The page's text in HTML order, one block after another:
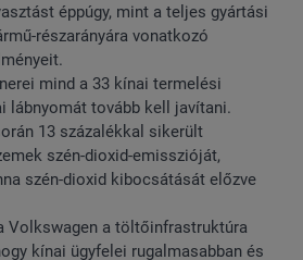
éppúgy, mint a teljes gyártási
részarányára vonatkozó
mind a 33 kínai termelési
lábnyomát tovább kell javítani.
13 százalékkal sikerült
szén-dioxid-emisszióját,
szén-dioxid kibocsátását előzve
Volkswagen a töltőinfrastruktúra
kínai ügyfelei rugalmasabban és